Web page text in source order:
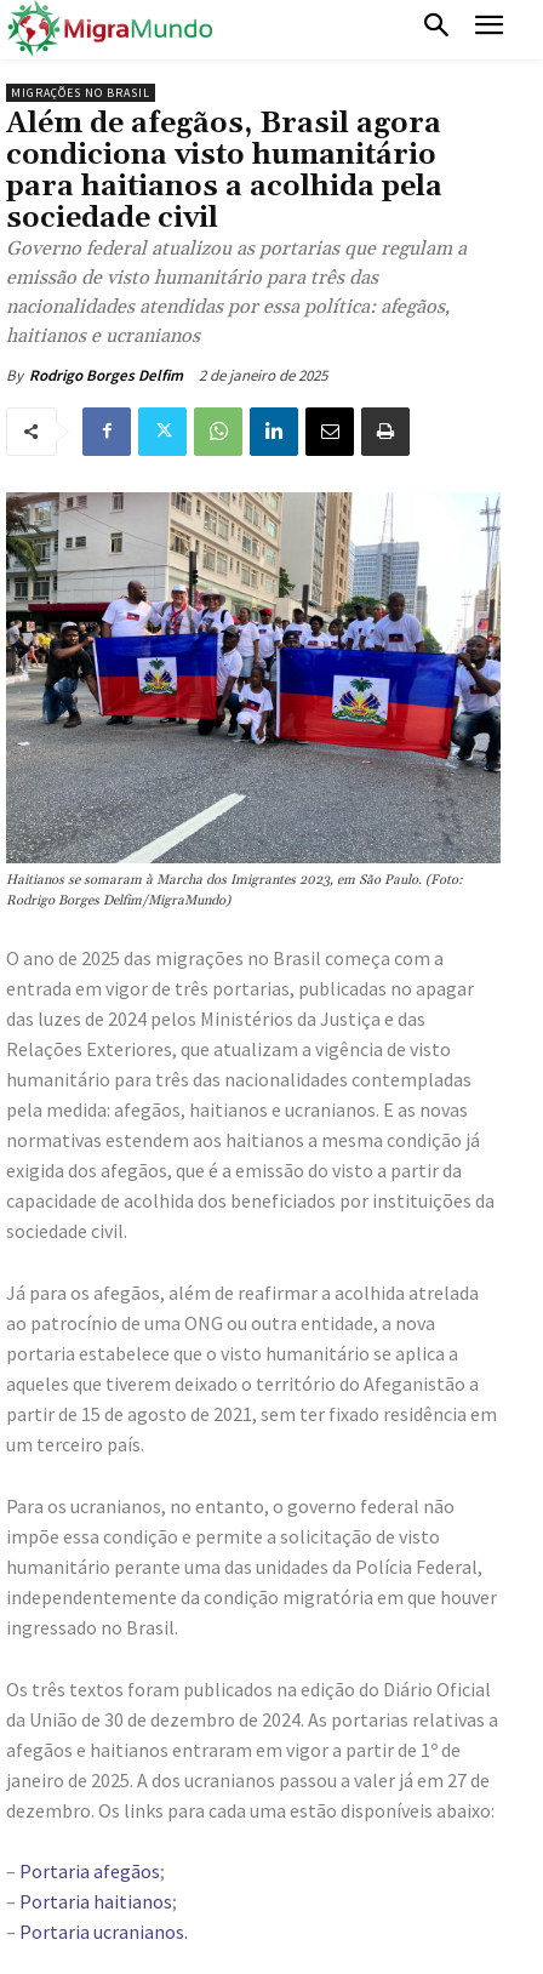
MIGRAÇÕES NO BRASIL
Além de afegãos, Brasil agora
condiciona visto humanitário
para haitianos a acolhida pela
sociedade civil
Governo federal atualizou as portarias que regulam a
emissão de visto humanitário para três das
nacionalidades atendidas por essa política: afegãos,
haitianos e ucranianos
By Rodrigo Borges Delfim 2 de janeiro de 2025
Haitianos se somaram à Marcha dos Imigrantes 2023, em São Paulo. (Foto:
Rodrigo Borges Delfim/MigraMundo)
O ano de 2025 das migrações no Brasil começa com a
entrada em vigor de três portarias, publicadas no apagar
das luzes de 2024 pelos Ministérios da Justiça e das
Relações Exteriores, que atualizam a vigência de visto
humanitário para três das nacionalidades contempladas
pela medida: afegãos, haitianos e ucranianos. E as novas
normativas estendem aos haitianos a mesma condição já
exigida dos afegãos, que é a emissão do visto a partir da
capacidade de acolhida dos beneficiados por instituições da
sociedade civil.
Já para os afegãos, além de reafirmar a acolhida atrelada
ao patrocínio de uma ONG ou outra entidade, a nova
portaria estabelece que o visto humanitário se aplica a
aqueles que tiverem deixado o território do Afeganistão a
partir de 15 de agosto de 2021, sem ter fixado residência em
um terceiro país.
Para os ucranianos, no entanto, o governo federal não
impõe essa condição e permite a solicitação de visto
humanitário perante uma das unidades da Polícia Federal,
independentemente da condição migratória em que houver
ingressado no Brasil.
Os três textos foram publicados na edição do Diário Oficial
da União de 30 de dezembro de 2024. As portarias relativas a
afegãos e haitianos entraram em vigor a partir de 1º de
janeiro de 2025. A dos ucranianos passou a valer já em 27 de
dezembro. Os links para cada uma estão disponíveis abaixo:
– Portaria afegãos;
– Portaria haitianos;
– Portaria ucranianos.